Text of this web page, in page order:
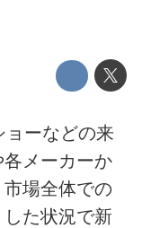
ョーなどの来
メーカーか
場全体での
た状況で新